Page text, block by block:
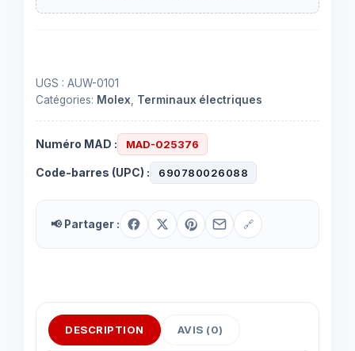
avec
cm
UGS : AUW-0101
Catégories: Molex, Terminaux électriques
Numéro MAD : MAD-025376
Code-barres (UPC) : 690780026088
📢 Partager : 🔗
DESCRIPTION AVIS (0)